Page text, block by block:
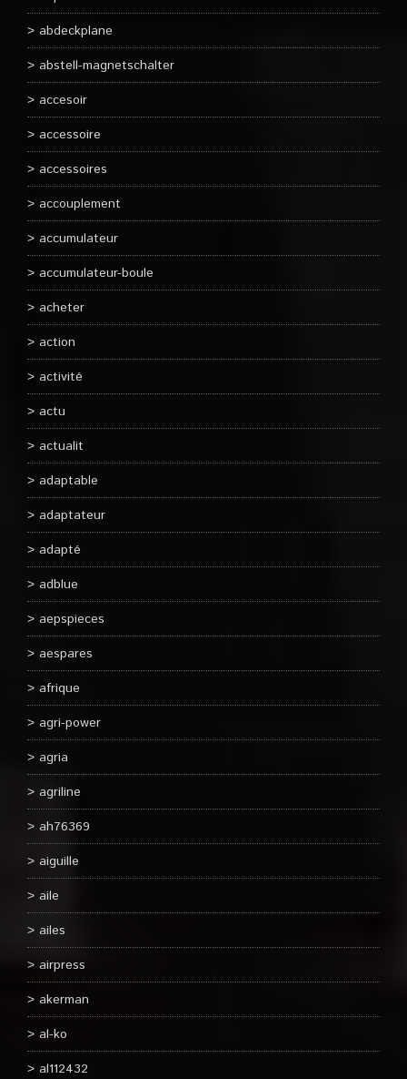
abdeckplane
abstell-magnetschalter
accesoir
accessoire
accessoires
accouplement
accumulateur
accumulateur-boule
acheter
action
activité
actu
actualit
adaptable
adaptateur
adapté
adblue
aepspieces
aespares
afrique
agri-power
agria
agriline
ah76369
aiguille
aile
ailes
airpress
akerman
al-ko
al112432